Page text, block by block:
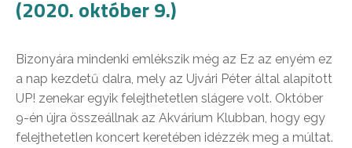
(2020. október 9.)
Bizonyára mindenki emlékszik még az Ez az enyém ez
a nap kezdetű dalra, mely az Ujvári Péter által alapított
UP! zenekar egyik felejthetetlen slágere volt. Október
9-én újra összeállnak az Akvárium Klubban, hogy egy
felejthetetlen koncert keretében idézzék meg a múltat.